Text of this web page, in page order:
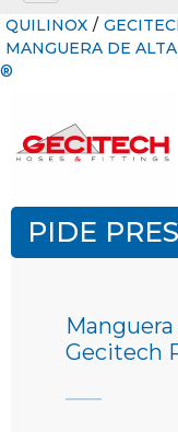
QUILINOX /
MANGUERA DE
®
PIDE
Gecitech